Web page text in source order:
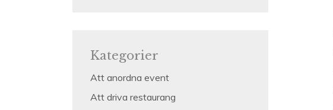
Kategorier
Att anordna event
Att driva restaurang